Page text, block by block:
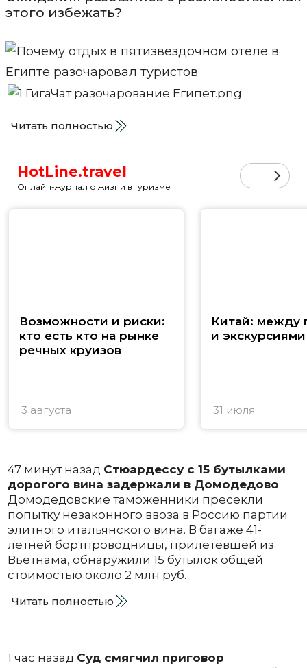
этого избежать?
Читать полностью
HotLine.travel
Онлайн-журнал о жизни в туризме
Возможности и риски:
кто есть кто на рынке
речных круизов
3 августа
Китай: между
и экскурсиями
31 июля
47 минут назад Стюардессу с 15 бутылками
дорогого вина задержали в Домодедово
Домодедовские таможенники пресекли
попытку незаконного ввоза в Россию партии
элитного итальянского вина. В багаже 41-
летней бортпроводницы, прилетевшей из
Вьетнама, обнаружили 15 бутылок общей
стоимостью около 2 млн руб.
Читать полностью
1 час назад Суд смягчил приговор